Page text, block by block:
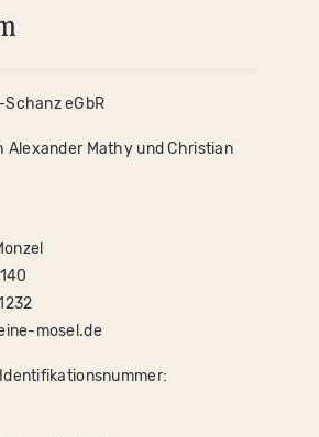
eGbR
Alexander Mathy und Christian
mosel.de